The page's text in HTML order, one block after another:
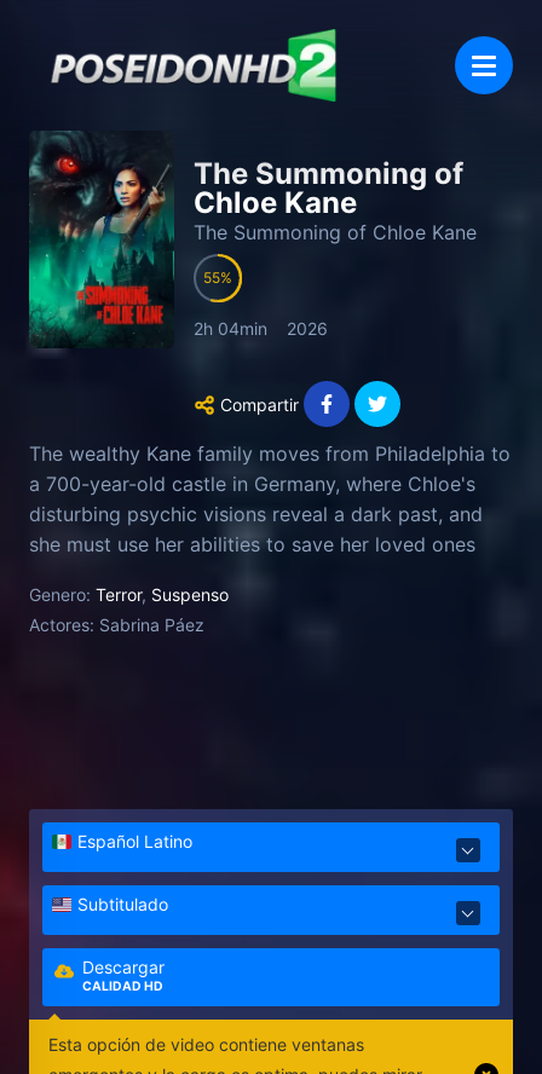
The Summoning of
Chloe Kane
The Summoning of Chloe Kane
55
2h 04min 2026
Compartir
The wealthy Kane family moves from Philadelphia to
a 700-year-old castle in Germany, where Chloe's
disturbing psychic visions reveal a dark past, and
she must use her abilities to save her loved ones
Genero: Terror, Suspenso
Actores: Sabrina Páez
Español Latino
Subtitulado
Descargar
CALIDAD HD
Esta opción de video contiene ventanas